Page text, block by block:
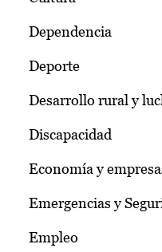
Dependencia
Deporte
Desarrollo rural y
Discapacidad
Economía y
Emergencias y
Empleo